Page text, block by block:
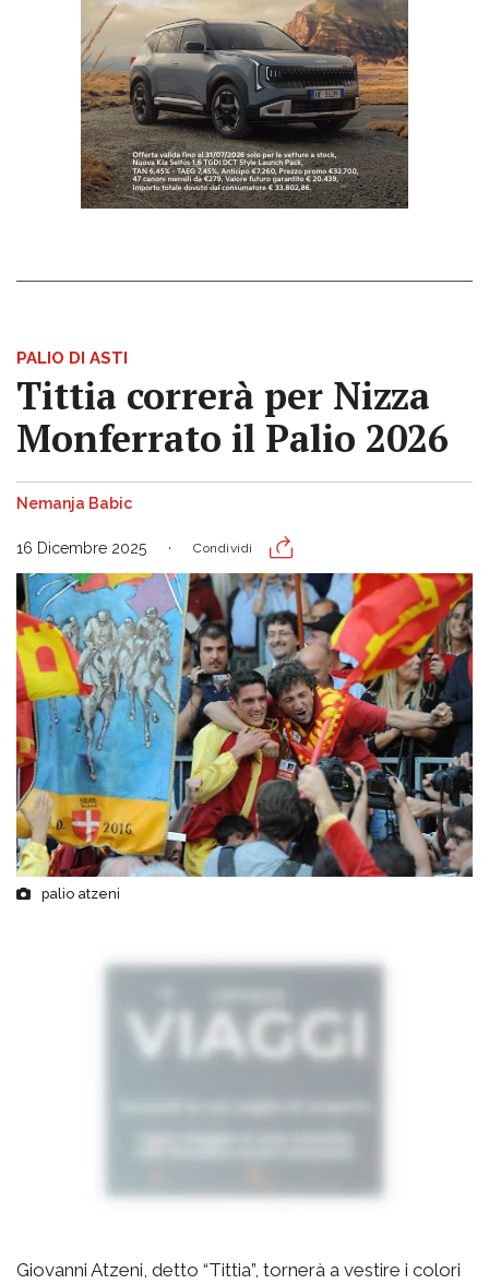
PALIO DI ASTI
Tittia correrà per Nizza
Monferrato il Palio 2026
Nemanja Babic
16 Dicembre 2025 Condividi
palio atzeni
Giovanni Atzeni, detto “Tittia”, tornerà a vestire i colori